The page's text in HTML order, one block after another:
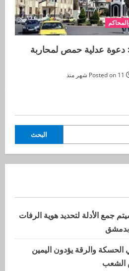
دعوة عدلية حمص لمحاربة
البحث
جمع الأدلة لتحديد هوية الرفات
الحسكة والرقة يؤدون اليمين
الشعب